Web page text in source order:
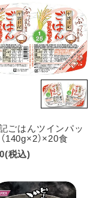
ごはんツインパッ
140g×2）×20食
(税込)